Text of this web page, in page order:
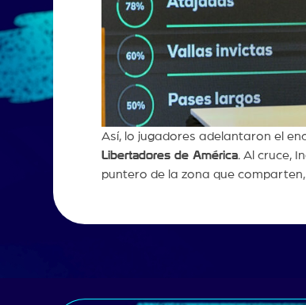
Así, lo jugadores adelantaron el
Libertadores de América. Al cruce,
puntero de la zona que